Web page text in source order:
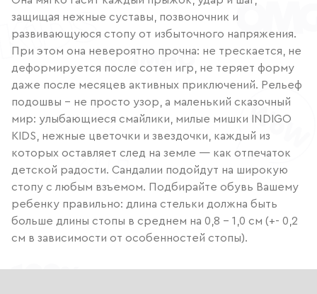
защищая нежные суставы, позвоночник и
развивающуюся стопу от избыточного напряжения.
При этом она невероятно прочна: не трескается, не
деформируется после сотен игр, не теряет форму
даже после месяцев активных приключений. Рельеф
подошвы – не просто узор, а маленький сказочный
мир: улыбающиеся смайлики, милые мишки INDIGO
KIDS, нежные цветочки и звездочки, каждый из
которых оставляет след на земле — как отпечаток
детской радости. Сандалии подойдут на широкую
стопу с любым взъемом. Подбирайте обувь Вашему
ребенку правильно: длина стельки должна быть
больше длины стопы в среднем на 0,8 – 1,0 см (+- 0,2
см в зависимости от особенностей стопы).